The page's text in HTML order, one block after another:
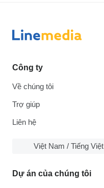
Công ty
Về chúng tôi
Trợ giúp
Liên hệ
Việt Nam / Tiếng Việt
Dự án của chúng tôi